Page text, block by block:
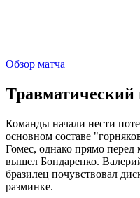
Обзор матча
Травматический
Команды начали нести
основном составе
Гомес, однако прямо перед
вышел Бондаренко.
бразилец почувствовал
разминке.